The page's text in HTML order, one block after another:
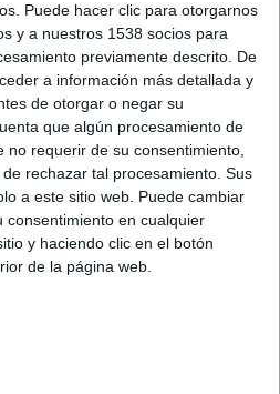
Puede hacer clic para otorgarnos
y a nuestros 1538 socios para
previamente descrito. De
a información más detallada y
de otorgar o negar su
que algún procesamiento de
requerir de su consentimiento,
rechazar tal procesamiento. Sus
a este sitio web. Puede cambiar
en cualquier
y haciendo clic en el botón
de la página web.
Notícia
gironins acolliran la
gironines seran seu de la 12a
cursa solidària que organitza la
amb motiu del Dia Mundial contra